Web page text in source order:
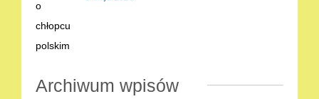
Archiwum wpisów